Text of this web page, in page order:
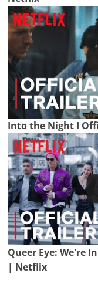
Into the Night I
Queer Eye: We're
| Netflix